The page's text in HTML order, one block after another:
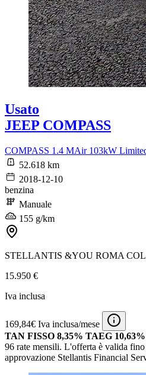
Usato
JEEP COMPASS
COMPASS 1.4 MAir 103kW
52.618 km
2018-12-10
benzina
Manuale
155 g/km
STELLANTIS &YOU ROMA
15.950 €
Iva inclusa
169,84€ Iva inclusa/mese
TAN FISSO 8,35% TAEG 10,63%
96 rate mensili. L'offerta è valida
approvazione Stellantis Financial